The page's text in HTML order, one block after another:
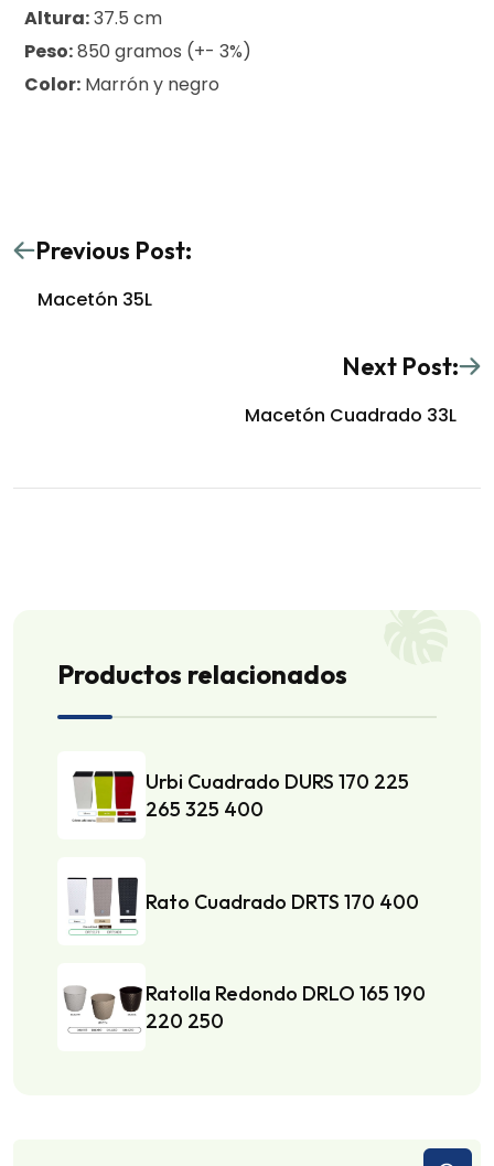
Altura:37.5 cm
Peso:850 gramos (+- 3%)
Color: Marrón y negro
Previous Post:
Macetón 35L
Next Post:
Macetón Cuadrado 33L
Productos relacionados
Urbi Cuadrado DURS 170 225
265 325 400
Rato Cuadrado DRTS 170 400
Ratolla Redondo DRLO 165 190
220 250